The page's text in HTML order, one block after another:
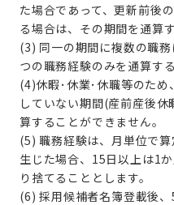
た場合であって、更新前後
る場合は、その期間を通算
(3) 同一の期間に複数の職
つの職務経験のみを通算す
(4)休暇･休業･休職等のた
していない期間(産前産後
算することができません。
(5) 職務経験は、月単位で
生じた場合、15日以上は1
り捨てることとします。
(6) 採用候補者名簿登載後